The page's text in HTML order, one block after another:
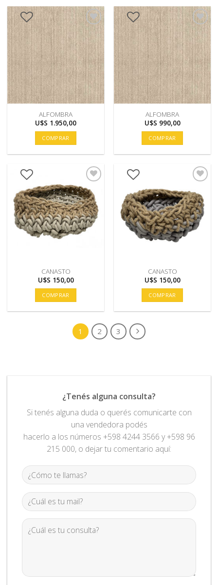
ALFOMBRA
U$S 1.950,00
COMPRAR
ALFOMBRA
U$S 990,00
COMPRAR
CANASTO
U$S 150,00
COMPRAR
CANASTO
U$S 150,00
COMPRAR
1 2 3
¿Tenés alguna consulta?
Si tenés alguna duda o querés comunicarte con
una vendedora podés
hacerlo a los números +598 4244 3566 y +598 96
215 000, o dejar tu comentario aquí: